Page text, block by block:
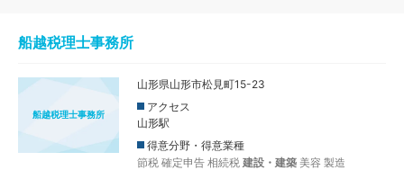
船越税理士事務所
船越税理士事務所
山形県山形市松見町15-23
アクセス
山形駅
得意分野・得意業種
節税 確定申告 相続税 建設・建築 美容 製造